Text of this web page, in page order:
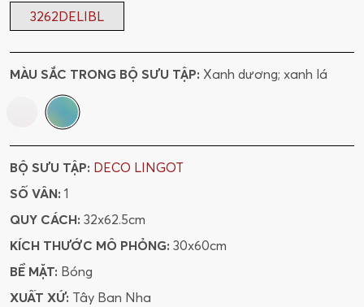
3262DELIBL
MÀU SẮC TRONG BỘ SƯU TẬP: Xanh dương; xanh lá
BỘ SƯU TẬP: DECO LINGOT
SỐ VÂN: 1
QUY CÁCH: 32x62.5cm
KÍCH THƯỚC MÔ PHỎNG: 30x60cm
BỀ MẶT: Bóng
XUẤT XỨ: Tây Ban Nha